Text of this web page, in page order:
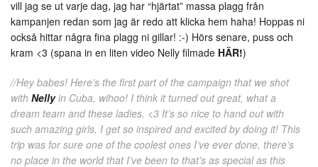
vill jag se ut varje dag, jag har “hjärtat” massa plagg från
kampanjen redan som jag är redo att klicka hem haha! Hoppas ni
också hittar några fina plagg ni gillar! :-) Hörs senare, puss och
kram <3 (spana in en liten video Nelly filmade HÄR!)
//Hey babes! Here’s the first part of the campaign that we shot
with Nellyin Cuba, wihoo! I think it turned out great, what a
dream team and these ladies. <3 It’s so nice to hand out with
such amazing girls, I get so inspired and excited by doing it! This
trip was for sure one of the coolest ones I’ve ever done, there’s
no place in the world that I’ve been to that’s as special as this